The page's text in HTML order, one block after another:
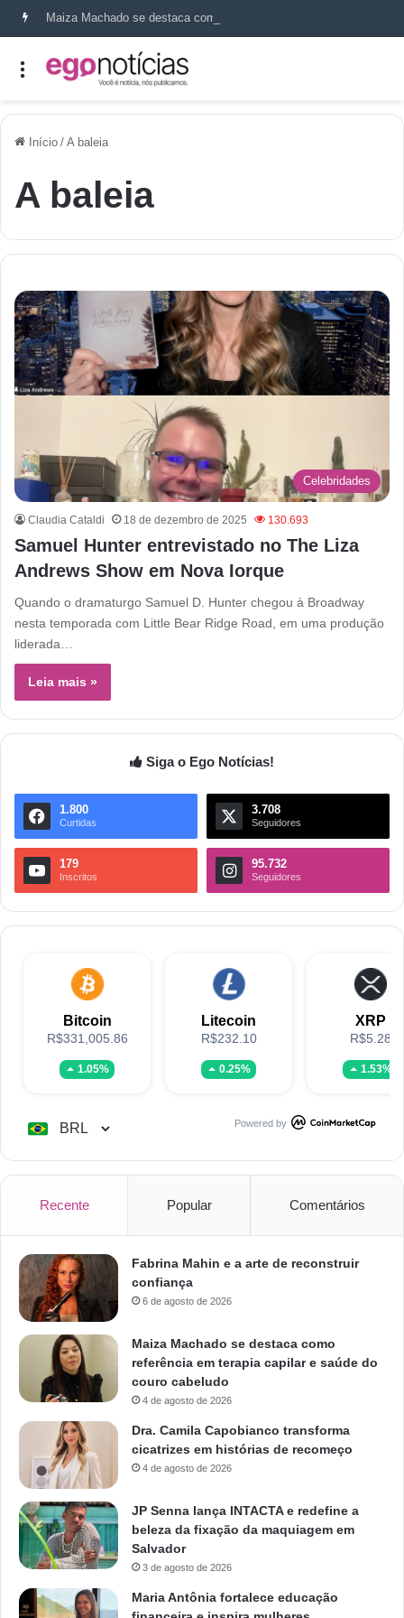
Início / A baleia
A baleia
Celebridades
Claudia Cataldi 18 de dezembro de 2025 130.693
Samuel Hunter entrevistado no The Liza
Andrews Show em Nova Iorque
Quando o dramaturgo Samuel D. Hunter chegou à Broadway
nesta temporada com Little Bear Ridge Road, em uma produção
liderada…
Leia mais »
Siga o Ego Notícias!
1.800
Curtidas
3.708
Seguidores
179
Inscritos
95.732
Seguidores
Bitcoin
R$331,005.86
1.05%
Litecoin
R$232.10
0.25%
XRP
R$5.28
1.53%
Powered by
Recente Popular Comentários
Fabrina Mahin e a arte de reconstruir
confiança
6 de agosto de 2026
Maiza Machado se destaca como
referência em terapia capilar e saúde do
couro cabeludo
4 de agosto de 2026
Dra. Camila Capobianco transforma
cicatrizes em histórias de recomeço
4 de agosto de 2026
JP Senna lança INTACTA e redefine a
beleza da fixação da maquiagem em
Salvador
3 de agosto de 2026
Maria Antônia fortalece educação